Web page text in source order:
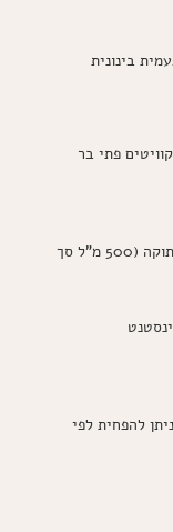
בינונית
פתי בר
2 מיכלים של שמנת מתוקה (500 מ"ל סך
להפחית לפי